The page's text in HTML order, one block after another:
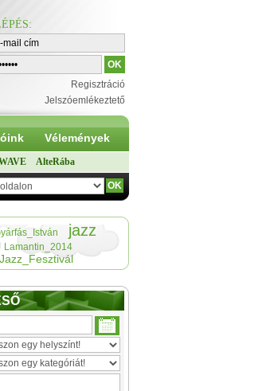
:
Regisztráció
Jelszóemlékeztető
Vélemények
AlteRába
jazz
Lamantin_2014